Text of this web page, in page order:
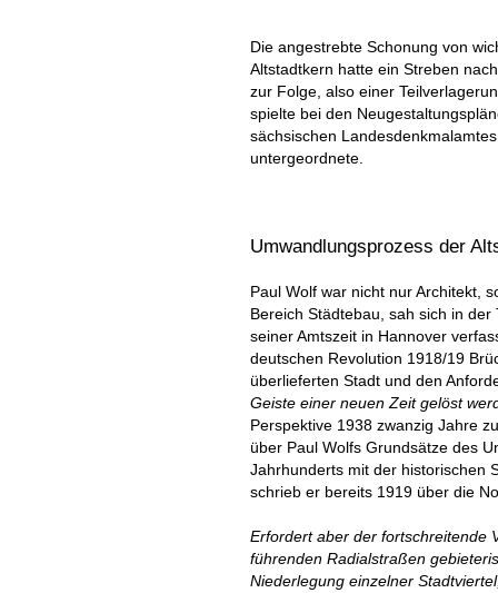
Die angestrebte Schonung von
Altstadtkern hatte ein Streben
zur Folge, also einer
spielte bei den
sächsischen
untergeordnete.
Umwandlungsprozess der
Paul Wolf war nicht nur Architekt,
Bereich Städtebau, sah sich in
seiner Amtszeit in Hannover
deutschen Revolution 1918/19
überlieferten Stadt und den
Geiste einer neuen Zeit gelöst
Perspektive 1938 zwanzig Jahre
über Paul Wolfs Grundsätze des
Jahrhunderts mit der historischen
schrieb er bereits 1919 über die
Erfordert aber der fortschreitende
führenden Radialstraßen
Niederlegung einzelner